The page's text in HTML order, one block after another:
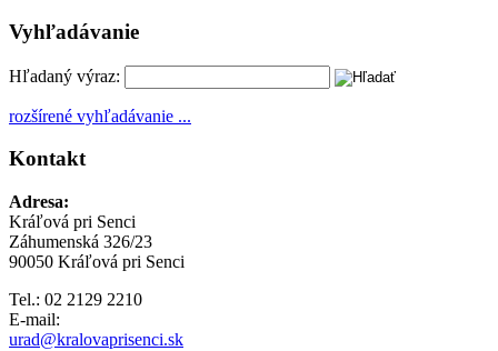
Vyhľadávanie
Hľadaný výraz:
rozšírené vyhľadávanie ...
Kontakt
Adresa:
Kráľová pri Senci
Záhumenská 326/23
90050 Kráľová pri Senci
Tel.: 02 2129 2210
E-mail:
urad@kralovaprisenci.sk